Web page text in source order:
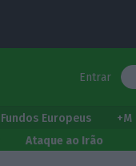
Entrar
Fundos Europeus +M
Ataque ao Irão